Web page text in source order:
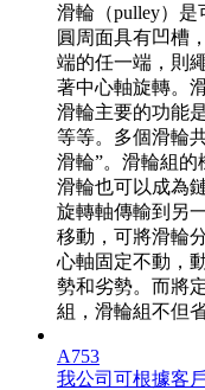
滑輪（pulley）
圓周面具有凹槽
端的任一端，則
著中心軸旋轉。
滑輪主要的功能
等等。多個滑輪
滑輪”。滑輪組的
滑輪也可以成為
旋轉軸傳輸到另
移動，可將滑輪
心軸固定不動，
勢和劣勢。而將
組，滑輪組不但
A753
我公司可根據客